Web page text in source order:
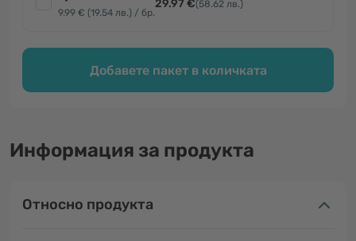
9.99 € (19.54 лв.) / бр.
29.97 €(58.62 лв.)
Добавете пакет в количката
Информация за продукта
Относно продукта